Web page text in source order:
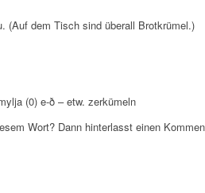
(Auf dem Tisch sind überall Brotkrümel.)
(0) e-ð – etw. zerkümeln
Wort? Dann hinterlasst einen